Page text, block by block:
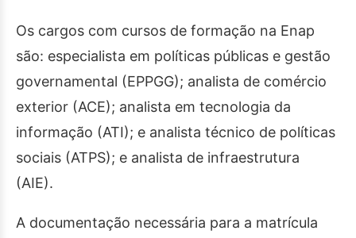
Os cargos com cursos de formação na Enap
são: especialista em políticas públicas e gestão
governamental (EPPGG); analista de comércio
exterior (ACE); analista em tecnologia da
informação (ATI); e analista técnico de políticas
sociais (ATPS); e analista de infraestrutura
(AIE).
A documentação necessária para a matrícula